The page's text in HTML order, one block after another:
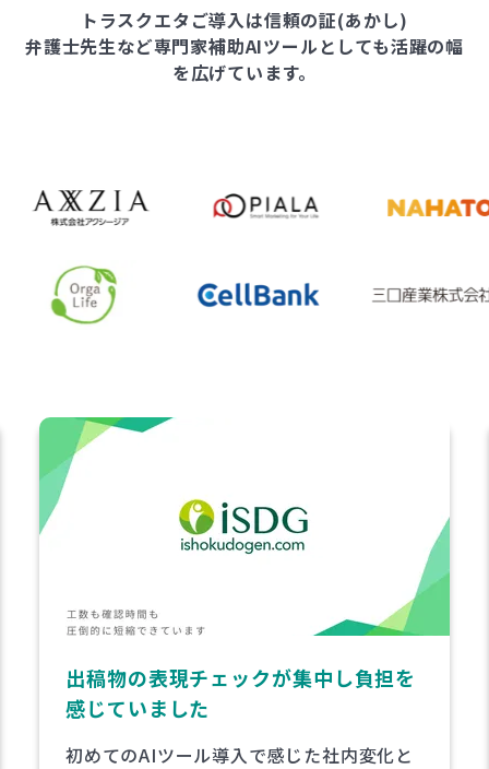
トラスクエタご導入は信頼の証(あかし)
弁護士先生など専門家補助AIツールとしても活躍の幅
を広げています。
お客様に誤認を与えず、安心できる情
報で商品を知っていただきたい
新規事業の立ち上げを支えた、広告の薬事